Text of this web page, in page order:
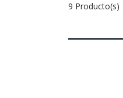
9 Producto(s)